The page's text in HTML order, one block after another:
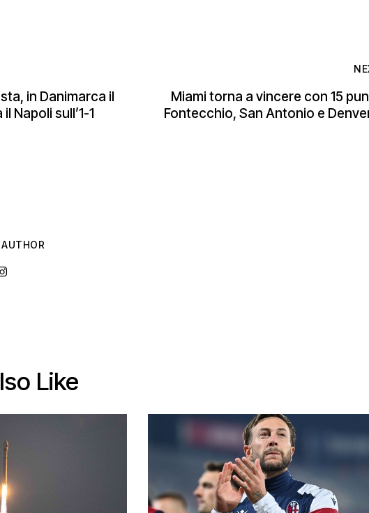
in Danimarca il
Napoli sull’1-1
Miami torna a vincere con 15
Fontecchio, San Antonio e
Like